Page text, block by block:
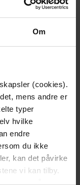
Om
(cookies).
mens andre er
typer
hvilke
endre
du ikke
kan det påvirke
vi kan tilby.
mer om våre